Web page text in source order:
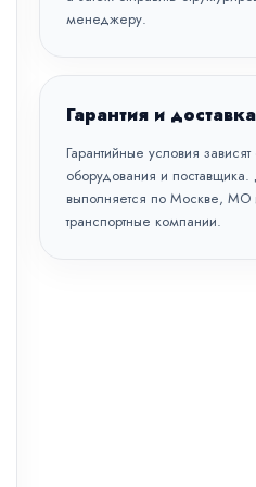
менеджеру.
Гарантия и доставка
Гарантийные условия зависят
оборудования и поставщика.
выполняется по Москве, МО
транспортные компании.